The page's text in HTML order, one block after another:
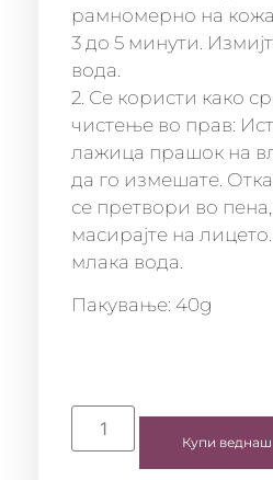
рамномерно на
3 до 5 минути.
вода.
2. Се користи како
чистење во прав:
лажица прашок на
да го измешате.
се претвори во
масирајте на
млака вода.
Пакување: 40g
Купи веднаш